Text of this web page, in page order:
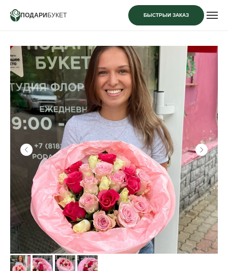
ПОДАРИ БУКЕТ БЫСТРЫЙ ЗАКАЗ